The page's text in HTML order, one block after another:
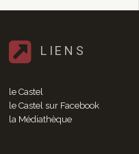
LIENS
le Castel
le Castel sur Facebook
la Médiathèque